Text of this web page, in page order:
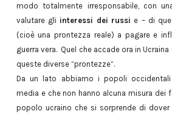
modo totalmente irresponsabile, con
valutare gli interessi dei russi e – di
(cioè una prontezza reale) a pagare e
guerra vera. Quel che accade ora in
queste diverse “prontezze”.
Da un lato abbiamo i popoli
media e che non hanno alcuna misura dei
popolo ucraino che si sorprende di dover